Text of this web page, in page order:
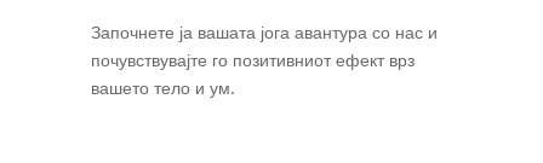
Започнете ја вашата јога авантура со нас и
почувствувајте го позитивниот ефект врз
вашето тело и ум.